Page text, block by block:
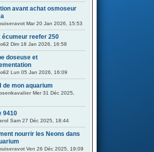
avant achat osmoseur
Mar 20 Jan 2026, 15:53
écumeur reefer 250
Dim 18 Jan 2026, 16:58
doseuse et
Lun 05 Jan 2026, 16:09
de mon aquarium
Mer 31 Déc 2025,
9410
Sam 27 Déc 2025, 18:44
nourrir les Neons dans
Ven 26 Déc 2025, 19:09